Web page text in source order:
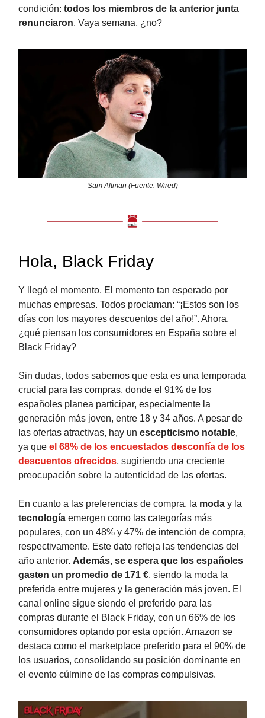
condición: todos los miembros de la anterior junta
renunciaron. Vaya semana, ¿no?
Sam Altman (Fuente: Wired)
Hola, Black Friday
Y llegó el momento. El momento tan esperado por
muchas empresas. Todos proclaman: “¡Estos son los
días con los mayores descuentos del año!”. Ahora,
¿qué piensan los consumidores en España sobre el
Black Friday?
Sin dudas, todos sabemos que esta es una temporada
crucial para las compras, donde el 91% de los
españoles planea participar, especialmente la
generación más joven, entre 18 y 34 años. A pesar de
las ofertas atractivas, hay un escepticismo notable,
ya que el 68% de los encuestados desconfía de los
descuentos ofrecidos, sugiriendo una creciente
preocupación sobre la autenticidad de las ofertas.
En cuanto a las preferencias de compra, la moda y la
tecnología emergen como las categorías más
populares, con un 48% y 47% de intención de compra,
respectivamente. Este dato refleja las tendencias del
año anterior. Además, se espera que los españoles
gasten un promedio de 171 €, siendo la moda la
preferida entre mujeres y la generación más joven. El
canal online sigue siendo el preferido para las
compras durante el Black Friday, con un 66% de los
consumidores optando por esta opción. Amazon se
destaca como el marketplace preferido para el 90% de
los usuarios, consolidando su posición dominante en
el evento cúlmine de las compras compulsivas.